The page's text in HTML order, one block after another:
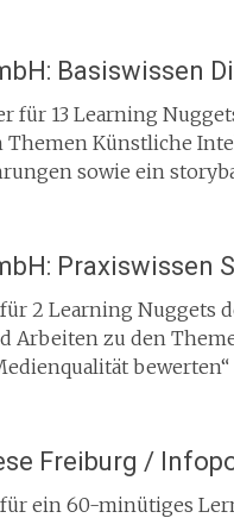
Basiswissen
für 13 Learning
Themen Künstliche
sowie ein
Praxiswissen
2 Learning Nuggets
Arbeiten zu den
bewerten“
Freiburg /
ein 60-minütiges